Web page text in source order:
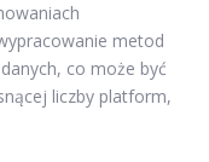
metod
co może być
liczby platform,